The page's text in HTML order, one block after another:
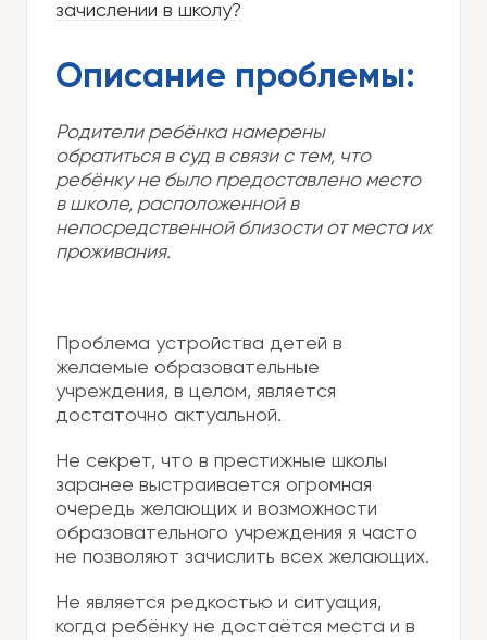
зачислении в школу?
Описание проблемы:
Родители ребёнка намерены
обратиться в суд в связи с тем, что
ребёнку не было предоставлено место
в школе, расположенной в
непосредственной близости от места их
проживания.
Проблема устройства детей в
желаемые образовательные
учреждения, в целом, является
достаточно актуальной.
Не секрет, что в престижные школы
заранее выстраивается огромная
очередь желающих и возможности
образовательного учреждения я часто
не позволяют зачислить всех желающих.
Не является редкостью и ситуация,
когда ребёнку не достаётся места и в